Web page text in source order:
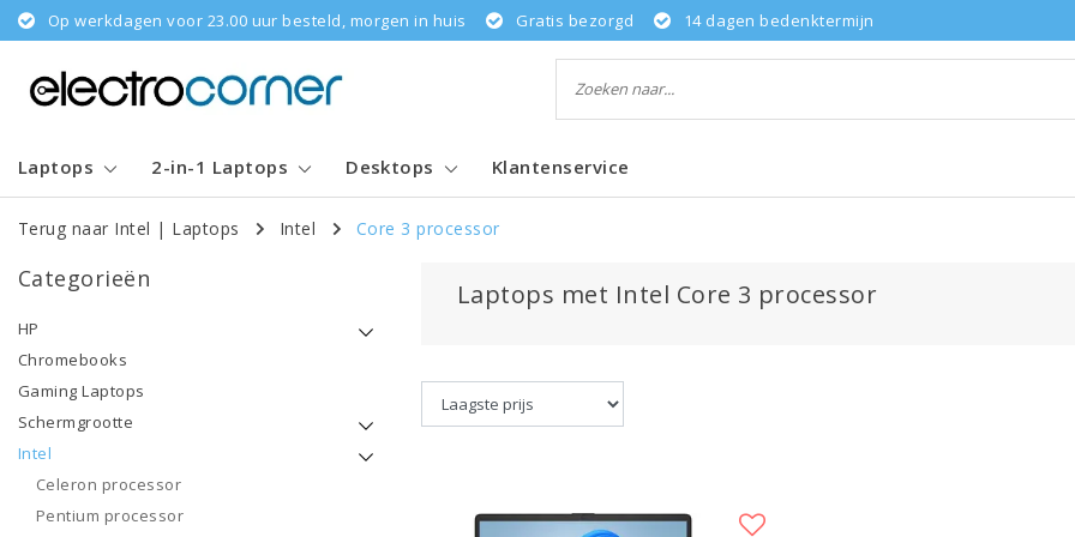
Op werkdagen voor 23.00 uur besteld, morgen in huis Gratis bezorgd 14 dagen bedenktermijn
Laptops 2-in-1 Laptops Desktops Klantenservice
Terug naar Intel | Laptops Intel Core 3 processor
Categorieën
HP
Chromebooks
Gaming Laptops
Schermgrootte
Intel
Celeron processor
Pentium processor
Laptops met Intel Core 3 processor